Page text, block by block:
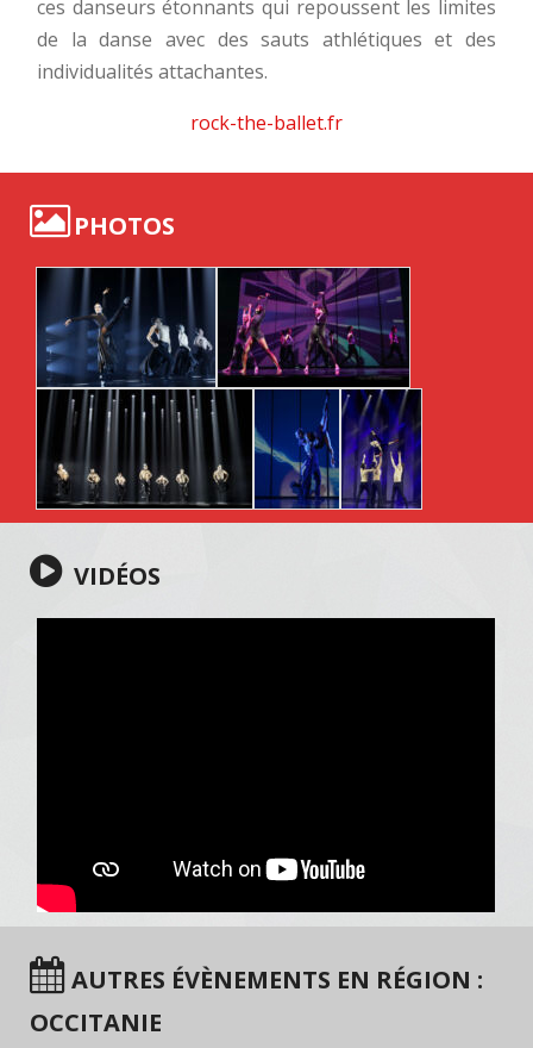
ces danseurs étonnants qui repoussent les limites
de la danse avec des sauts athlétiques et des
individualités attachantes.
rock-the-ballet.fr
PHOTOS
VIDÉOS
AUTRES ÉVÈNEMENTS EN RÉGION :
OCCITANIE